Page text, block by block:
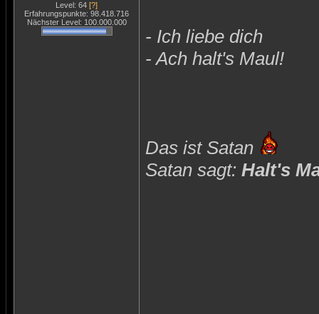
Level: 64 [?]
Erfahrungspunkte: 98.418.716
Nächster Level: 100.000.000
- Ich liebe dich
- Ach halt's Maul!
Das ist Satan
Satan sagt: Halt's